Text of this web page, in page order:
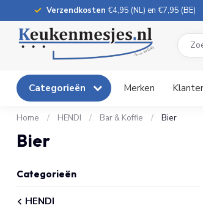
Verzendkosten €4,95 (NL) en €7,95 (BE)
Categorieën Merken
Home / HENDI / Bar & Koffie / Bier
Bier
Categorieën
HENDI